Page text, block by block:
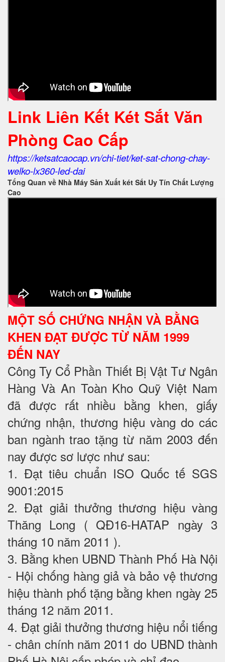
Link Liên Kết Két Sắt Văn
Phòng Cao Cấp
https://ketsatcaocap.vn/chi-tiet/ket-sat-chong-chay-
welko-lx360-led-dai
Tổng Quan về Nhà Máy Sản Xuất két Sắt Uy Tín Chất Lượng
Cao
MỘT SỐ CHỨNG NHẬN VÀ BẰNG
KHEN ĐẠT ĐƯỢC TỪ NĂM 1999
ĐẾN NAY
Công Ty Cổ Phần Thiết Bị Vật Tư Ngân
Hàng Và An Toàn Kho Quỹ Việt Nam
đã được rất nhiều bằng khen, giấy
chứng nhận, thương hiệu vàng do các
ban ngành trao tặng từ năm 2003 đến
nay được sơ lược như sau:
1. Đạt tiêu chuẩn ISO Quốc tế SGS
9001:2015
2. Đạt giải thưởng thương hiệu vàng
Thăng Long ( QĐ16-HATAP ngày 3
tháng 10 năm 2011 ).
3. Bằng khen UBND Thành Phố Hà Nội
- Hội chống hàng giả và bảo vệ thương
hiệu thành phố tặng bằng khen ngày 25
tháng 12 năm 2011.
4. Đạt giải thưởng thương hiệu nổi tiếng
- chân chính năm 2011 do UBND thành